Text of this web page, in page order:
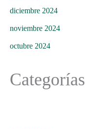
diciembre 2024
noviembre 2024
octubre 2024
Categorías